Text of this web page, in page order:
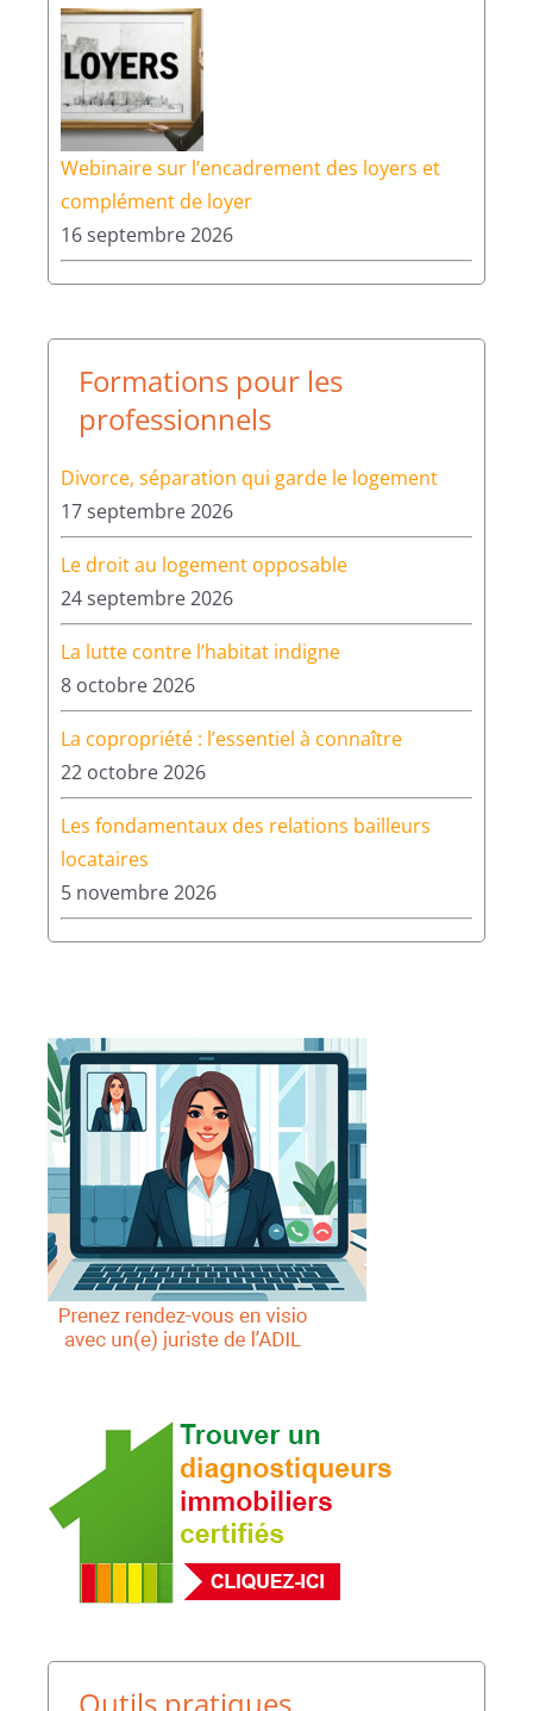
8 septembre 2026
Webinaire sur l’encadrement des loyers et
complément de loyer
16 septembre 2026
Formations pour les
professionnels
Divorce, séparation qui garde le logement
17 septembre 2026
Le droit au logement opposable
24 septembre 2026
La lutte contre l’habitat indigne
8 octobre 2026
La copropriété : l’essentiel à connaître
22 octobre 2026
Les fondamentaux des relations bailleurs
locataires
5 novembre 2026